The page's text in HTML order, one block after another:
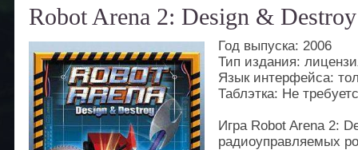
Robot Arena 2: Design & Destroy
Год выпуска: 2006
Тип издания:
Язык интерфейса:
Таблэтка: Не
Игра Robot Arena 2:
радиоуправляемых